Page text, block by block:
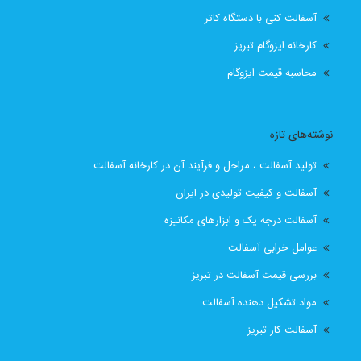
قیمت انواع ایزوگام در تبریز
قیمت ایزوگام آذربام حفاظ
قیمت ایزوگام تبریز
قیمت بهترین ایزوگام
لیست قیمت ایزوگام تبریز
لیست قیمت ایزوگام در تبریز
نصب رایگان
نصب رایگان ایزوگام در تبریز
آسفالت کنی با دستگاه کاتر
کارخانه ایزوگام تبریز
محاسبه قیمت ایزوگام
نوشته‌های تازه
تولید آسفالت ، مراحل و فرآیند آن در کارخانه آسفالت
آسفالت و کیفیت تولیدی در ایران
آسفالت درجه یک و ابزارهای مکانیزه
عوامل خرابی آسفالت
بررسی قیمت آسفالت در تبریز
مواد تشکیل دهنده آسفالت
آسفالت کار تبریز